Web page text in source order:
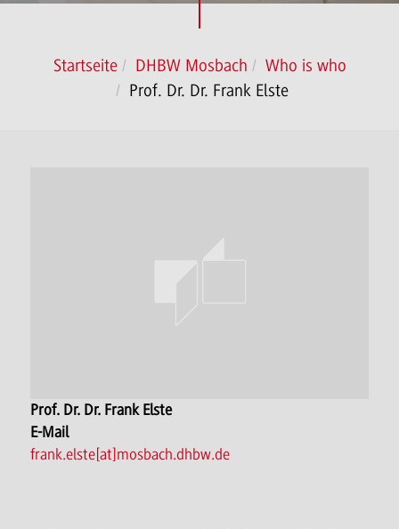
Startseite DHBW Mosbach
Who is who
Prof. Dr. Dr. Frank Elste
Prof. Dr. Dr. Frank Elste
E-Mail
frank.elste[at]mosbach.dhbw.de